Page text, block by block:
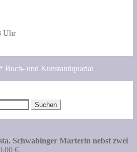
Uhr
Buch- und Kunstantiquariat
Suchen
Schwabinger Marterln nebst zwei
€